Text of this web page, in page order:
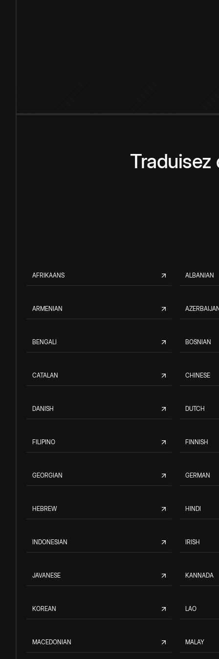
Traduisez
AFRIKAANS ALBANIAN
ARMENIAN
BENGALI BOSNIAN
CATALAN CHINESE
DANISH DUTCH
FILIPINO FINNISH
GEORGIAN GERMAN
HEBREW HINDI
INDONESIAN IRISH
JAVANESE KANNADA
KOREAN LAO
MACEDONIAN MALAY